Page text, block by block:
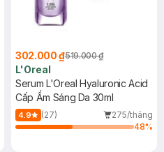
302.000 ₫519.000 ₫
L'Oreal
Serum L'Oreal Hyaluronic Acid
Cấp Ẩm Sáng Da 30ml
4.9 (27)
275/tháng
48%